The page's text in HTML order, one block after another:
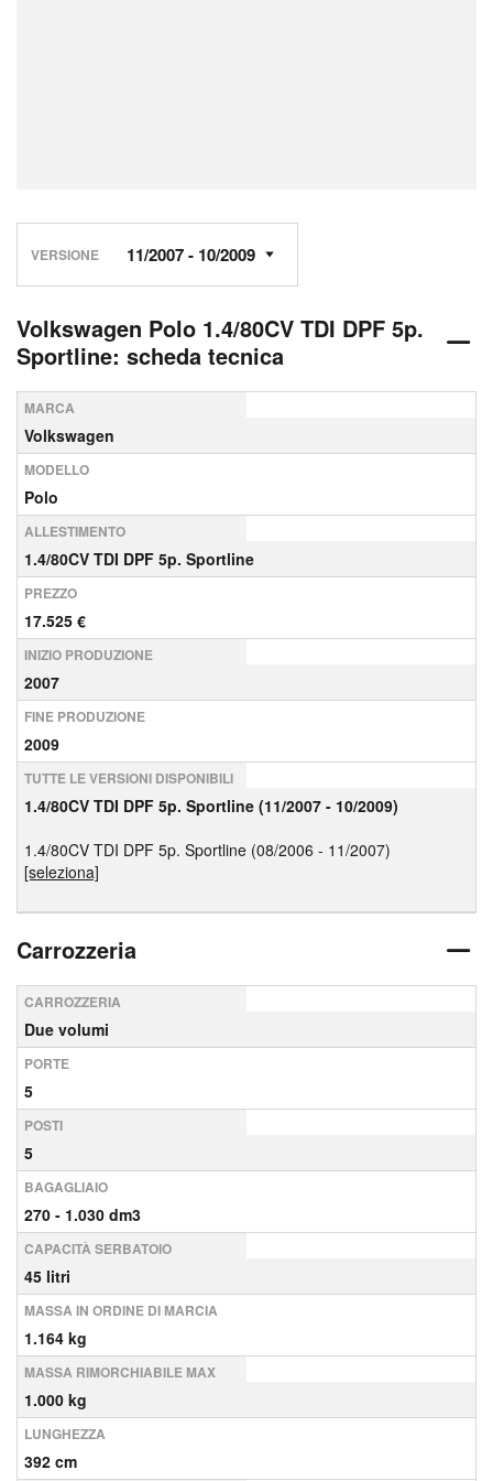
VERSIONE
Volkswagen Polo 1.4/80CV TDI DPF 5p.
Sportline: scheda tecnica
MARCA
Volkswagen
MODELLO
Polo
ALLESTIMENTO
1.4/80CV TDI DPF 5p. Sportline
PREZZO
17.525 €
INIZIO PRODUZIONE
2007
FINE PRODUZIONE
2009
TUTTE LE VERSIONI DISPONIBILI
1.4/80CV TDI DPF 5p. Sportline (11/2007 - 10/2009)
1.4/80CV TDI DPF 5p. Sportline (08/2006 - 11/2007)
[seleziona]
Carrozzeria
CARROZZERIA
Due volumi
PORTE
5
POSTI
5
BAGAGLIAIO
270 - 1.030 dm3
CAPACITÀ SERBATOIO
45 litri
MASSA IN ORDINE DI MARCIA
1.164 kg
MASSA RIMORCHIABILE MAX
1.000 kg
LUNGHEZZA
392 cm